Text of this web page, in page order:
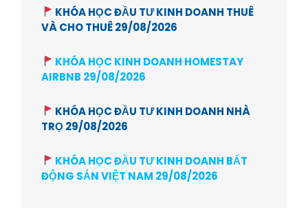
KHÓA HỌC ĐẦU TƯ KINH DOANH THUÊ
VÀ CHO THUÊ 29/08/2026
KHÓA HỌC KINH DOANH HOMESTAY
AIRBNB 29/08/2026
KHÓA HỌC ĐẦU TƯ KINH DOANH NHÀ
TRỌ 29/08/2026
KHÓA HỌC ĐẦU TƯ KINH DOANH BẤT
ĐỘNG SẢN VIỆT NAM 29/08/2026